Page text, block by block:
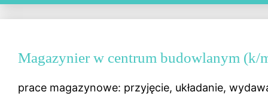
Magazynier w centrum budowlanym (k/
prace magazynowe: przyjęcie, układanie,